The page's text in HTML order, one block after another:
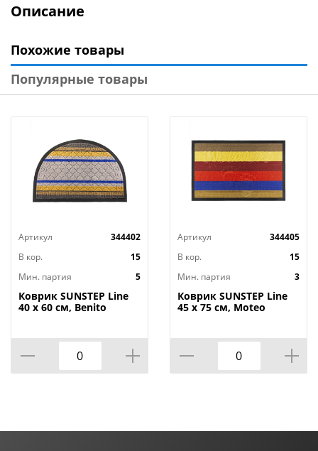
Описание
Похожие товары
Популярные товары
Артикул
344402
В кор.
15
Мин. партия
5
Коврик SUNSTEP Line
40 х 60 см, Benito
Артикул
344405
В кор.
15
Мин. партия
3
Коврик SUNSTEP Line
45 х 75 см, Moteo